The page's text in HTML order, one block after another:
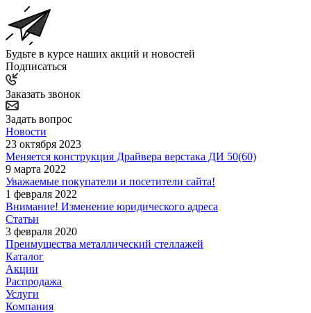
Будьте в курсе наших акций и новостей
Подписаться
Заказать звонок
Задать вопрос
Новости
23 октября 2023
Меняется конструкция Драйвера верстака ДИ 50(60)
9 марта 2022
Уважаемые покупатели и посетители сайта!
1 февраля 2022
Внимание! Изменение юридического адреса
Статьи
3 февраля 2020
Преимущества металлический стеллажей
Каталог
Акции
Распродажа
Услуги
Компания